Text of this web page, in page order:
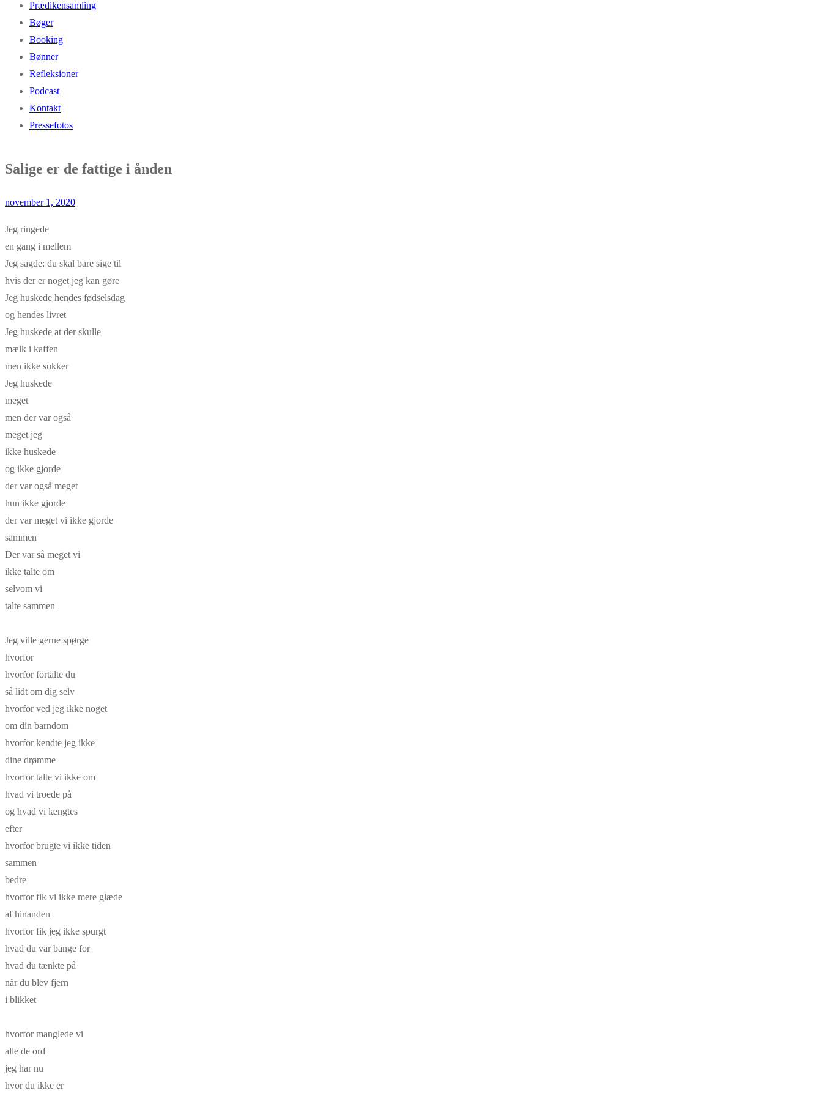
Prædikensamling
Bøger
Booking
Bønner
Refleksioner
Podcast
Kontakt
Pressefotos
Salige er de fattige i ånden
november 1, 2020
Jeg ringede
en gang i mellem
Jeg sagde: du skal bare sige til
hvis der er noget jeg kan gøre
Jeg huskede hendes fødselsdag
og hendes livret
Jeg huskede at der skulle
mælk i kaffen
men ikke sukker
Jeg huskede
meget
men der var også
meget jeg
ikke huskede
og ikke gjorde
der var også meget
hun ikke gjorde
der var meget vi ikke gjorde
sammen
Der var så meget vi
ikke talte om
selvom vi
talte sammen
Jeg ville gerne spørge
hvorfor
hvorfor fortalte du
så lidt om dig selv
hvorfor ved jeg ikke noget
om din barndom
hvorfor kendte jeg ikke
dine drømme
hvorfor talte vi ikke om
hvad vi troede på
og hvad vi længtes
efter
hvorfor brugte vi ikke tiden
sammen
bedre
hvorfor fik vi ikke mere glæde
af hinanden
hvorfor fik jeg ikke spurgt
hvad du var bange for
hvad du tænkte på
når du blev fjern
i blikket
hvorfor manglede vi
alle de ord
jeg har nu
hvor du ikke er